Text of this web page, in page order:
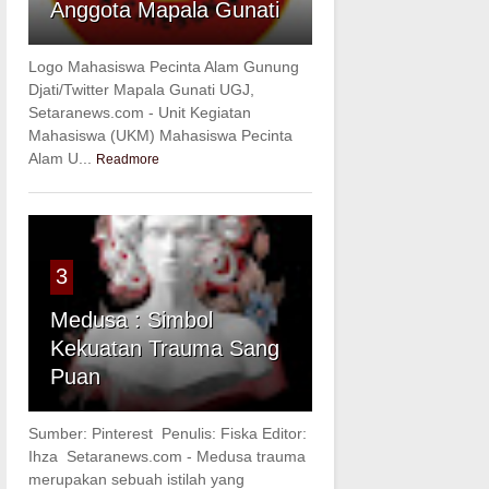
Anggota Mapala Gunati
Logo Mahasiswa Pecinta Alam Gunung
Djati/Twitter Mapala Gunati UGJ,
Setaranews.com - Unit Kegiatan
Mahasiswa (UKM) Mahasiswa Pecinta
Alam U...
Readmore
3
Medusa : Simbol
Kekuatan Trauma Sang
Puan
Sumber: Pinterest Penulis: Fiska Editor:
Ihza Setaranews.com - Medusa trauma
merupakan sebuah istilah yang